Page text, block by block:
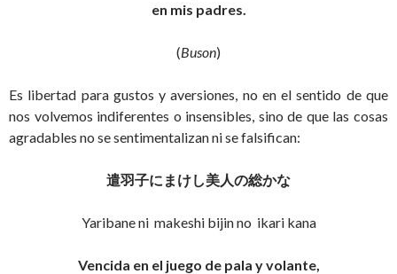
en mis padres.
(Buson)
Es libertad para gustos y aversiones, no en el sentido de que
nos volvemos indiferentes o insensibles, sino de que las cosas
agradables no se sentimentalizan ni se falsifican:
遣羽子にまけし美人の総かな
Yaribane ni makeshi bijin no ikari kana
Vencida en el juego de pala y volante,